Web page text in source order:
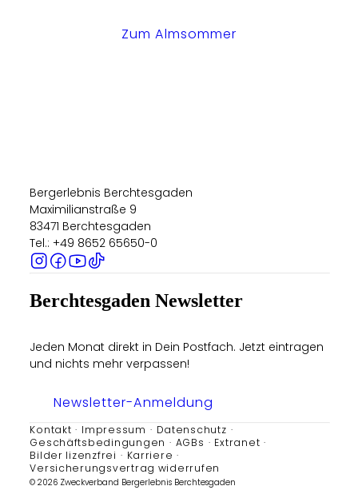
Zum Almsommer
Bergerlebnis Berchtesgaden
Maximilianstraße 9
83471 Berchtesgaden
Tel.: +49 8652 65650-0
Berchtesgaden Newsletter
Jeden Monat direkt in Dein Postfach. Jetzt eintragen
und nichts mehr verpassen!
Newsletter-Anmeldung
Kontakt Impressum
Datenschutz
Geschäftsbedingungen
AGBs
Extranet
Bilder lizenzfrei
Karriere
Versicherungsvertrag widerrufen
© 2026 Zweckverband Bergerlebnis Berchtesgaden